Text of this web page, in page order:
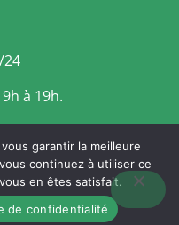
24
à 19h.
DE VENTE
garantir la meilleure
continuez à utiliser ce
en êtes satisfait.
de confidentialité